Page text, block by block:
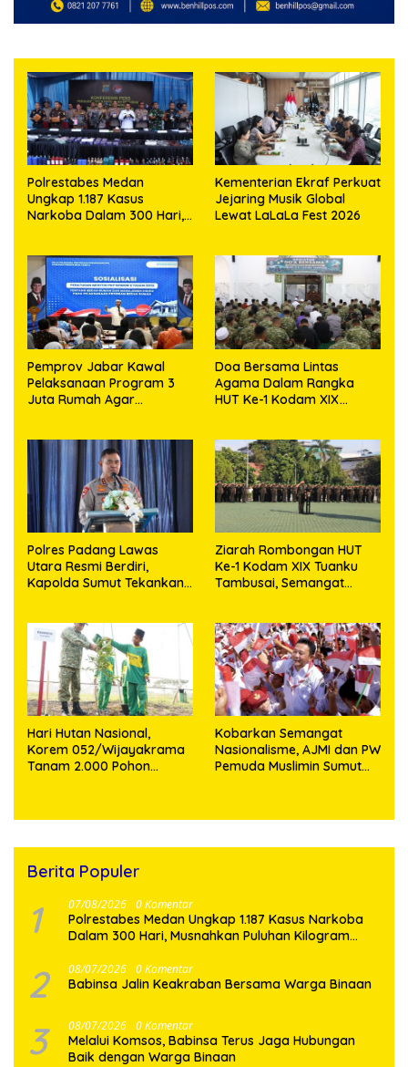
Polrestabes Medan
Ungkap 1.187 Kasus
Narkoba Dalam 300 Hari,
Kementerian Ekraf Perkuat
Jejaring Musik Global
Lewat LaLaLa Fest 2026
Pemprov Jabar Kawal
Pelaksanaan Program 3
Juta Rumah Agar
Doa Bersama Lintas
Agama Dalam Rangka
HUT Ke-1 Kodam XIX
Polres Padang Lawas
Utara Resmi Berdiri,
Kapolda Sumut Tekankan
Ziarah Rombongan HUT
Ke-1 Kodam XIX Tuanku
Tambusai, Semangat
Hari Hutan Nasional,
Korem 052/Wijayakrama
Tanam 2.000 Pohon
Kobarkan Semangat
Nasionalisme, AJMI dan PW
Pemuda Muslimin Sumut
Berita Populer
1 07/08/2026 0 Komentar
Polrestabes Medan Ungkap 1.187 Kasus Narkoba
Dalam 300 Hari, Musnahkan Puluhan Kilogram
2 08/07/2026 0 Komentar
Babinsa Jalin Keakraban Bersama Warga Binaan
3 08/07/2026 0 Komentar
Melalui Komsos, Babinsa Terus Jaga Hubungan
Baik dengan Warga Binaan